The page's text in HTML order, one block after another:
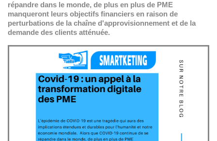
répandre dans le monde, de plus en plus de PME
manqueront leurs objectifs financiers en raison de
perturbations de la chaîne d'approvisionnement et de la
demande des clients atténuée.